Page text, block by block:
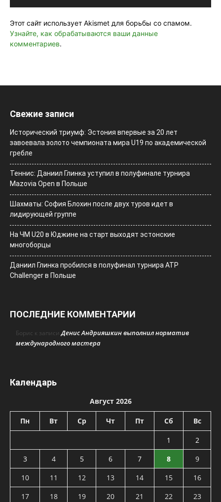
Этот сайт использует Akismet для борьбы со спамом.
Узнайте, как обрабатываются ваши данные
комментариев.
Свежие записи
Исторический триумф: Эстония впервые за 20 лет
завоевала золото чемпионата мира U19 по академической
гребле
Теннис: Даниил Глинка уступил в полуфинале турнира
Mazovia Open в Польше
Шахматы: София Блохин после двух туров идет в
лидирующей группе
На ЧМ U20 в Юджине на старт выходят эстонские
многоборцы
Даниил Глинка пробился в полуфинал турнира ATP
Challenger в Польше
ПОСЛЕДНИЕ КОММЕНТАРИИ
Борис к записиДенис Андрияшкин выполнил норматив
международного мастера
Календарь
Август 2026
Пн Вт Ср Чт Пт Сб Вс
1
2
3
4 5 6 7 8
9
10
11 12 13 14 15
16
17
18 19 20 21 22
23